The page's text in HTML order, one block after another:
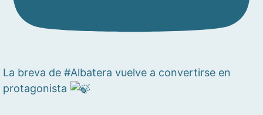
La breva de #Albatera vuelve a convertirse en
protagonista